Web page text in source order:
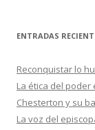
ENTRADAS
Reconquistar lo
La ética del poder
Chesterton y su
La voz del